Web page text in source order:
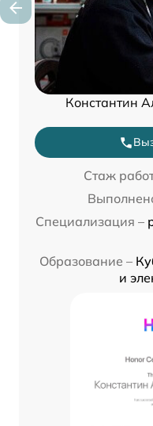
Константин
Стаж
Специализация –
Образование –
и